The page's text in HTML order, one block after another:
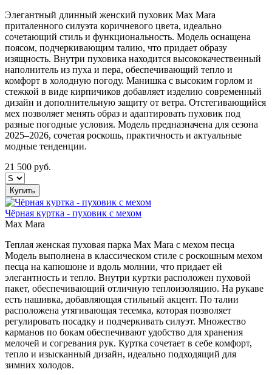
Элегантный длинный женский пуховик Max Mara
приталенного силуэта коричневого цвета, идеально
сочетающий стиль и функциональность. Модель оснащена
поясом, подчеркивающим талию, что придает образу
изящность. Внутри пуховика находится высококачественный
наполнитель из пуха и пера, обеспечивающий тепло и
комфорт в холодную погоду. Манишка с высоким горлом и
стежкой в виде кирпичиков добавляет изделию современный
дизайн и дополнительную защиту от ветра. Отстегивающийся
мех позволяет менять образ и адаптировать пуховик под
разные погодные условия. Модель предназначена для сезона
2025–2026, сочетая роскошь, практичность и актуальные
модные тенденции.
21 500 руб.
Купить
Чёрная куртка - пуховик с мехом
Max Mara
Теплая женская пуховая парка Max Mara с мехом песца
Модель выполнена в классическом стиле с роскошным мехом
песца на капюшоне и вдоль молнии, что придает ей
элегантность и тепло. Внутри куртки расположен пуховой
пакет, обеспечивающий отличную теплоизоляцию. На рукаве
есть нашивка, добавляющая стильный акцент. По талии
расположена утягивающая тесемка, которая позволяет
регулировать посадку и подчеркивать силуэт. Множество
карманов по бокам обеспечивают удобство для хранения
мелочей и согревания рук. Куртка сочетает в себе комфорт,
тепло и изысканный дизайн, идеально подходящий для
зимних холодов.